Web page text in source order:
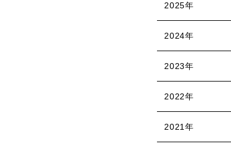
2025年
2024年
2023年
2022年
2021年